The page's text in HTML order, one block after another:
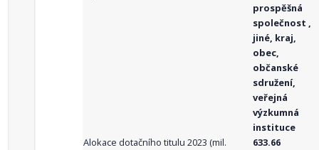
prospěšná
společnost ,
jiné, kraj,
obec,
občanské
sdružení,
veřejná
výzkumná
instituce
Alokace dotačního titulu 2023 (mil.
633.66